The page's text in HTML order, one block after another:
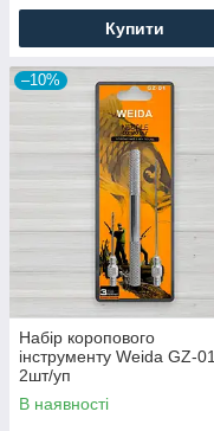
Купити
–10%
Набір коропового
інструменту Weida GZ-01,
2шт/уп
В наявності